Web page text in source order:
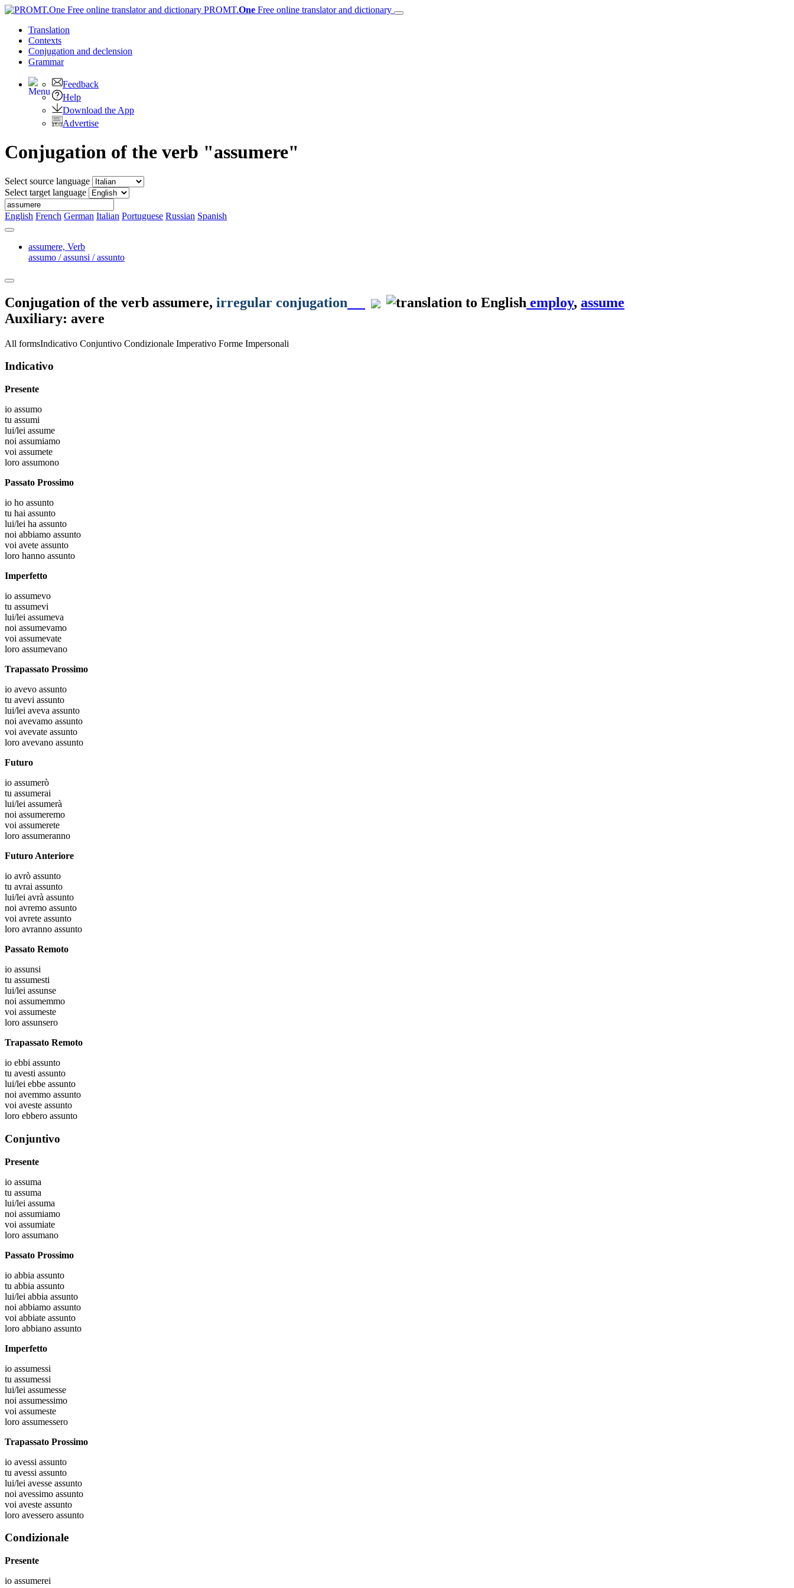
PROMT.One Free online translator and dictionary
Translation
Contexts
Conjugation and declension
Grammar
Feedback
Help
Download the App
Advertise
Conjugation of the verb "assumere"
Select source language
Select target language
English French German Italian Portuguese Russian Spanish
assumere, Verb
assumo / assunsi / assunto
Conjugation of the verb assumere, irregular conjugation employ, assume
Auxiliary: avere
All formsIndicativo Conjuntivo Condizionale Imperativo Forme Impersonali
Indicativo
Presente
io assumo
tu assumi
lui/lei assume
noi assumiamo
voi assumete
loro assumono
Passato Prossimo
io ho assunto
tu hai assunto
lui/lei ha assunto
noi abbiamo assunto
voi avete assunto
loro hanno assunto
Imperfetto
io assumevo
tu assumevi
lui/lei assumeva
noi assumevamo
voi assumevate
loro assumevano
Trapassato Prossimo
io avevo assunto
tu avevi assunto
lui/lei aveva assunto
noi avevamo assunto
voi avevate assunto
loro avevano assunto
Futuro
io assumerò
tu assumerai
lui/lei assumerà
noi assumeremo
voi assumerete
loro assumeranno
Futuro Anteriore
io avrò assunto
tu avrai assunto
lui/lei avrà assunto
noi avremo assunto
voi avrete assunto
loro avranno assunto
Passato Remoto
io assunsi
tu assumesti
lui/lei assunse
noi assumemmo
voi assumeste
loro assunsero
Trapassato Remoto
io ebbi assunto
tu avesti assunto
lui/lei ebbe assunto
noi avemmo assunto
voi aveste assunto
loro ebbero assunto
Conjuntivo
Presente
io assuma
tu assuma
lui/lei assuma
noi assumiamo
voi assumiate
loro assumano
Passato Prossimo
io abbia assunto
tu abbia assunto
lui/lei abbia assunto
noi abbiamo assunto
voi abbiate assunto
loro abbiano assunto
Imperfetto
io assumessi
tu assumessi
lui/lei assumesse
noi assumessimo
voi assumeste
loro assumessero
Trapassato Prossimo
io avessi assunto
tu avessi assunto
lui/lei avesse assunto
noi avessimo assunto
voi aveste assunto
loro avessero assunto
Condizionale
Presente
io assumerei